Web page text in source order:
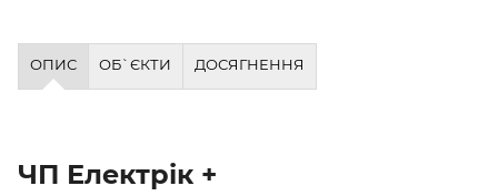
ОПИС ОБ`ЄКТИ ДОСЯГНЕННЯ
ЧП Електрік +